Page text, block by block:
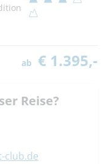
ab € 1.395,-
Reise?
club.de